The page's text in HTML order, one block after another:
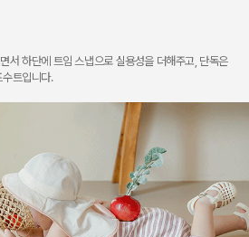
서 하단에 트임 스냅으로 실용성을 더해주고, 단독은
트입니다.